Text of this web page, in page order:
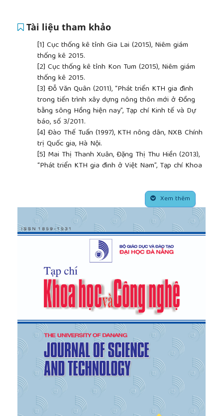
Tài liệu tham khảo
[1] Cục thống kê tỉnh Gia Lai (2015), Niêm giám
thống kê 2015.
[2] Cục thống kê tỉnh Kon Tum (2015), Niêm giám
thống kê 2015.
[3] Đỗ Văn Quân (2011), “Phát triển KTH gia đình
trong tiến trình xây dựng nông thôn mới ở Đồng
bằng sông Hồng hiện nay”, Tạp chí Kinh tế và Dự
báo, số 3/2011.
[4] Đào Thế Tuấn (1997), KTH nông dân, NXB Chính
trị Quốc gia, Hà Nội.
[5] Mai Thị Thanh Xuân, Đặng Thị Thu Hiền (2013),
“Phát triển KTH gia đình ở Việt Nam”, Tạp chí Khoa
Li Wei (2001), The effect of human resource
development on household income in selected
poor areas of rural China, Labour and Management
in Development, Vo 2, No 2. (2001)
J. Edward Taylor (2001), Agricultural Household
Models: Genesis, Evolution, and Extensions, Review
of Economics of the Household, Vol. 1, No. 1
(2003)
Xem thêm